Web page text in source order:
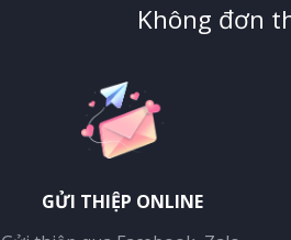
Không đơn
GỬI THIỆP ONLINE